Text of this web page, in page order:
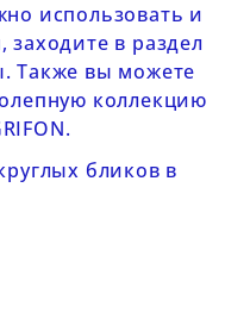
использовать и
в раздел
. Также вы можете
коллекцию
.
бликов в